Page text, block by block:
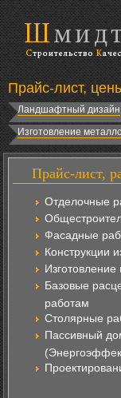
Прайс-лист,
Ландшафтный дизайн
Изготовление
Прайс-лист,
Отделочные
Фасадные
Конструкции
Изготовление
Базовые
работам
Столярные
Пассивный